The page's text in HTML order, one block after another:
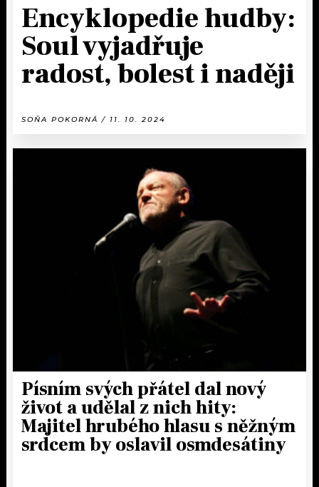
Encyklopedie hudby:
Soul vyjadřuje
radost, bolest i naději
SOŇA POKORNÁ / 11. 10. 2024
Písním svých přátel dal nový
život a udělal z nich hity:
Majitel hrubého hlasu s něžným
srdcem by oslavil osmdesátiny